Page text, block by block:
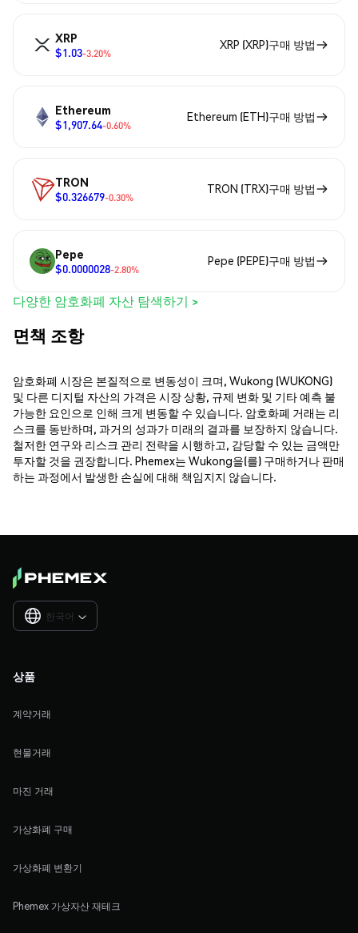
XRP
$1.03-3.20%
XRP (XRP)구매 방법
Ethereum
$1,907.64-0.60%
Ethereum (ETH)구매 방법
TRON
$0.326679-0.30%
TRON (TRX)구매 방법
Pepe
$0.0000028-2.80%
Pepe (PEPE)구매 방법
다양한 암호화폐 자산 탐색하기 >
면책 조항
암호화폐 시장은 본질적으로 변동성이 크며, Wukong (WUKONG)
및 다른 디지털 자산의 가격은 시장 상황, 규제 변화 및 기타 예측 불
가능한 요인으로 인해 크게 변동할 수 있습니다. 암호화폐 거래는 리
스크를 동반하며, 과거의 성과가 미래의 결과를 보장하지 않습니다.
철저한 연구와 리스크 관리 전략을 시행하고, 감당할 수 있는 금액만
투자할 것을 권장합니다. Phemex는 Wukong을(를) 구매하거나 판매
하는 과정에서 발생한 손실에 대해 책임지지 않습니다.
한국어 
상품
계약거래
현물거래
마진 거래
가상화폐 구매
가상화폐 변환기
Phemex 가상자산 재테크